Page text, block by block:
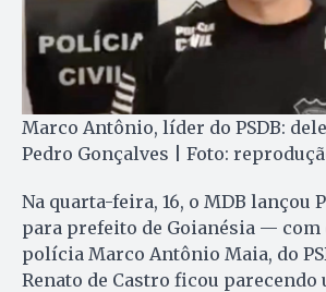
Marco Antônio, líder do PSDB:
Pedro Gonçalves | Foto:
Na quarta-feira, 16, o MDB lançou
para prefeito de Goianésia — com
polícia Marco Antônio Maia, do
Renato de Castro ficou